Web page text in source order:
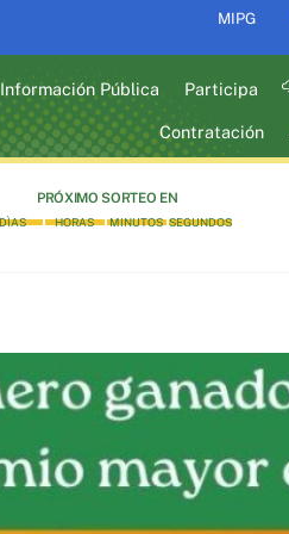
MIPG
Pública Participa
Contratación
PRÓXIMO SORTEO EN
DÌAS HORAS MINUTOS SEGUNDOS